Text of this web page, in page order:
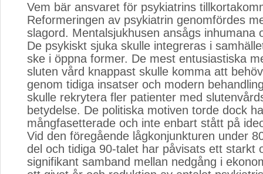
Vem bär ansvaret för psykiatrins
Reformeringen av psykiatrin genomfördes
slagord. Mentalsjukhusen ansågs inhumana
De psykiskt sjuka skulle integreras i
ske i öppna former. De mest entusiastiska
sluten vård knappast skulle komma att
genom tidiga insatser och modern
skulle rekrytera fler patienter med
betydelse. De politiska motiven torde dock
mångfasetterade och inte enbart stått på
Vid den föregående lågkonjunkturen under
del och tidiga 90-talet har påvisats ett starkt
signifikant samband mellan nedgång i